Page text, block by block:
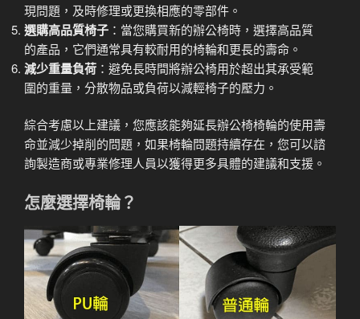
現問題，及時修理或更換相應的零部件。
選購高品質椅子 ：當您購買新的辦公椅時，選擇高品質
的產品，它們通常具有較耐用的椅輪和更長的壽命。
減少重量負荷 ：避免長時間將辦公椅用於超出其承受範
圍的重量，分散物品或負荷以減輕椅子的壓力。
綜合考慮以上建議，您應該能夠延長辦公椅椅輪的使用壽
命並減少掉削的問題，如果椅輪問題持續存在，您可以諮
詢製造商或專業修理人員以獲得更多具體的建議和支援。
怎麼選擇椅輪？